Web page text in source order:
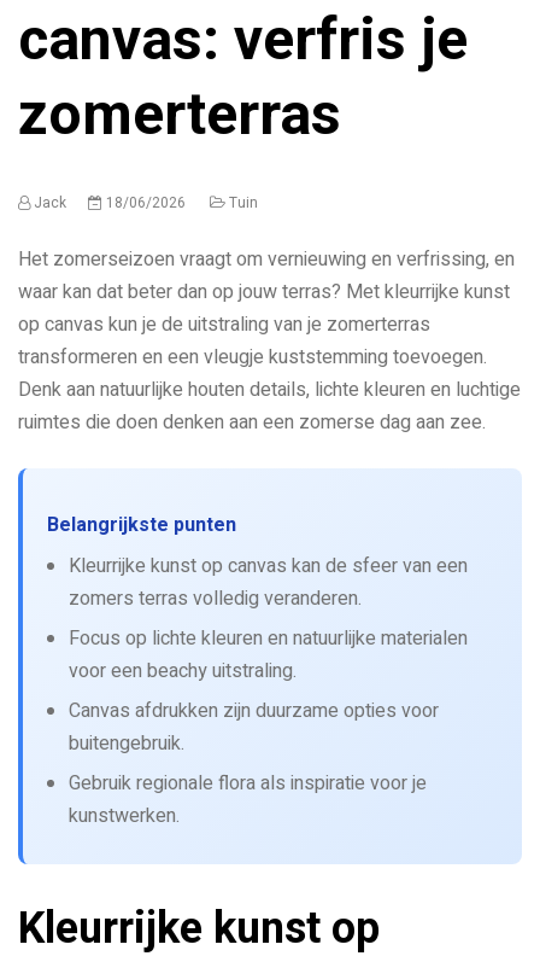
canvas: verfris je
zomerterras
Jack 18/06/2026 Tuin
Het zomerseizoen vraagt om vernieuwing en verfrissing, en
waar kan dat beter dan op jouw terras? Met kleurrijke kunst
op canvas kun je de uitstraling van je zomerterras
transformeren en een vleugje kuststemming toevoegen.
Denk aan natuurlijke houten details, lichte kleuren en luchtige
ruimtes die doen denken aan een zomerse dag aan zee.
Belangrijkste punten
Kleurrijke kunst op canvas kan de sfeer van een
zomers terras volledig veranderen.
Focus op lichte kleuren en natuurlijke materialen
voor een beachy uitstraling.
Canvas afdrukken zijn duurzame opties voor
buitengebruik.
Gebruik regionale flora als inspiratie voor je
kunstwerken.
Kleurrijke kunst op